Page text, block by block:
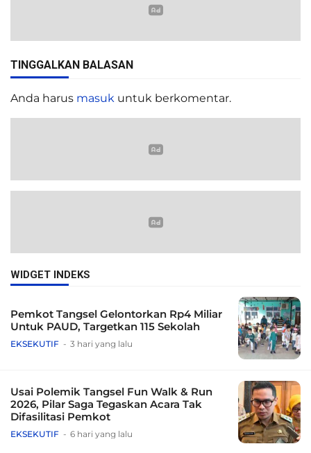
TINGGALKAN BALASAN
Anda harus masuk untuk berkomentar.
WIDGET INDEKS
Pemkot Tangsel Gelontorkan Rp4 Miliar
Untuk PAUD, Targetkan 115 Sekolah
EKSEKUTIF 3 hari yang lalu
Usai Polemik Tangsel Fun Walk & Run
2026, Pilar Saga Tegaskan Acara Tak
Difasilitasi Pemkot
EKSEKUTIF 6 hari yang lalu